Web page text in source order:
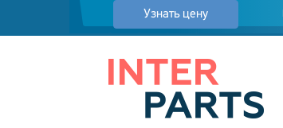
Узнать цену